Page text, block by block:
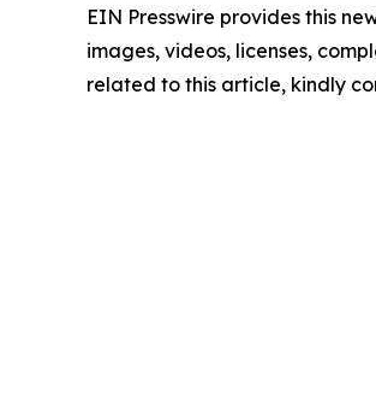
EIN Presswire provides this
images, videos, licenses,
related to this article, kindly